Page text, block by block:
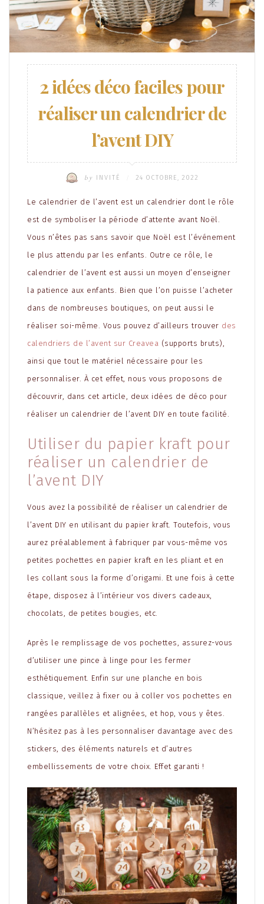
2 idées déco faciles pour
réaliser un calendrier de
l’avent DIY
by INVITÉ 24 OCTOBRE, 2022
Le calendrier de l’avent est un calendrier dont le rôle
est de symboliser la période d’attente avant Noël.
Vous n’êtes pas sans savoir que Noël est l’événement
le plus attendu par les enfants. Outre ce rôle, le
calendrier de l’avent est aussi un moyen d’enseigner
la patience aux enfants. Bien que l’on puisse l’acheter
dans de nombreuses boutiques, on peut aussi le
réaliser soi-même. Vous pouvez d’ailleurs trouver des
calendriers de l’avent sur Creavea (supports bruts),
ainsi que tout le matériel nécessaire pour les
personnaliser. À cet effet, nous vous proposons de
découvrir, dans cet article, deux idées de déco pour
réaliser un calendrier de l’avent DIY en toute facilité.
Utiliser du papier kraft pour
réaliser un calendrier de
l’avent DIY
Vous avez la possibilité de réaliser un calendrier de
l’avent DIY en utilisant du papier kraft. Toutefois, vous
aurez préalablement à fabriquer par vous-même vos
petites pochettes en papier kraft en les pliant et en
les collant sous la forme d’origami. Et une fois à cette
étape, disposez à l’intérieur vos divers cadeaux,
chocolats, de petites bougies, etc.
Après le remplissage de vos pochettes, assurez-vous
d’utiliser une pince à linge pour les fermer
esthétiquement. Enfin sur une planche en bois
classique, veillez à fixer ou à coller vos pochettes en
rangées parallèles et alignées, et hop, vous y êtes.
N’hésitez pas à les personnaliser davantage avec des
stickers, des éléments naturels et d’autres
embellissements de votre choix. Effet garanti !